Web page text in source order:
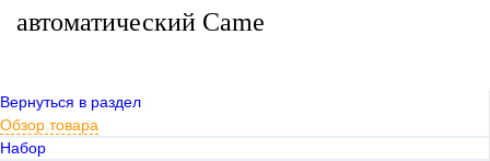
автоматический Came
Вернуться в раздел
Обзор товара
Набор